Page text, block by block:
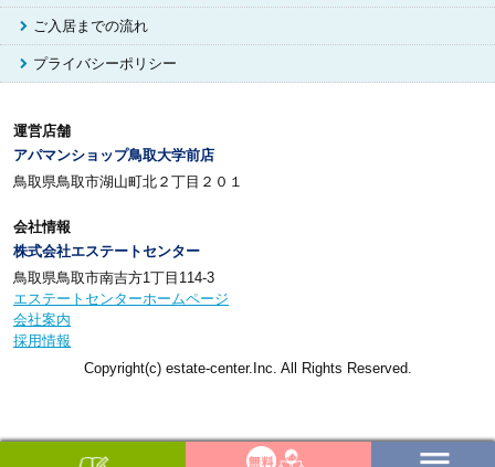
ご入居までの流れ
プライバシーポリシー
運営店舗
アパマンショップ鳥取大学前店
鳥取県鳥取市湖山町北２丁目２０１
会社情報
株式会社エステートセンター
鳥取県鳥取市南吉方1丁目114-3
エステートセンターホームページ
会社案内
採用情報
Copyright(c) estate-center.Inc. All Rights Reserved.